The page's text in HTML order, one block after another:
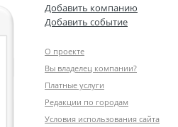
Добавить компанию
Добавить событие
О проекте
Вы владелец компании?
Платные услуги
Редакции по городам
Условия использования сайта